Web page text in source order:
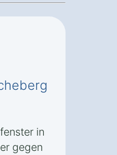
in
gegen